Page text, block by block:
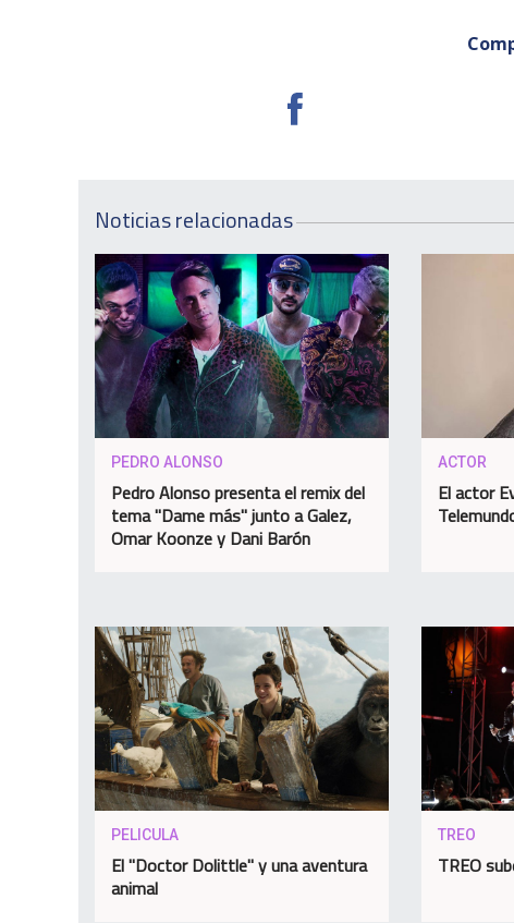
Noticias relacionadas
PEDRO ALONSO
Pedro Alonso presenta el remix del
tema "Dame más" junto a Galez,
Omar Koonze y Dani Barón
ACTOR
El actor
PELICULA
El "Doctor Dolittle" y una aventura
animal
TREO
TREO